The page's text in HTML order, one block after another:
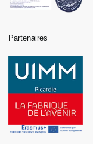
Partenaires